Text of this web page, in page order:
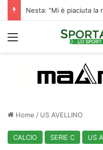
Menu
Home / US AVELLINO
CALCIO SERIE C US